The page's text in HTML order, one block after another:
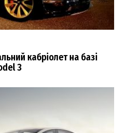
кабріолет на базі
3